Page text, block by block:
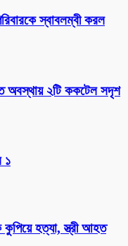
স্বাবলম্বী করল
অবস্থায় ২টি ককটেল সদৃশ
১
কুপিয়ে হত্যা, স্ত্রী আহত